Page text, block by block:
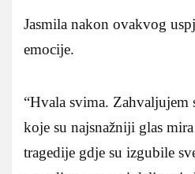
Jasmila nakon ovakvog
emocije.
“Hvala svima. Zahvaljujem
koje su najsnažniji glas
tragedije gdje su izgubile